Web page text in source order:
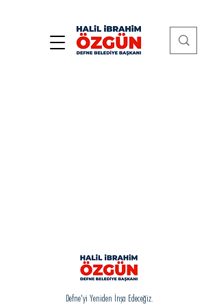
Defne'yi Yeniden İnşa Edeceğiz.